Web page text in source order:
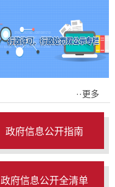
··更多
政府信息公开指南
政府信息公开全清单